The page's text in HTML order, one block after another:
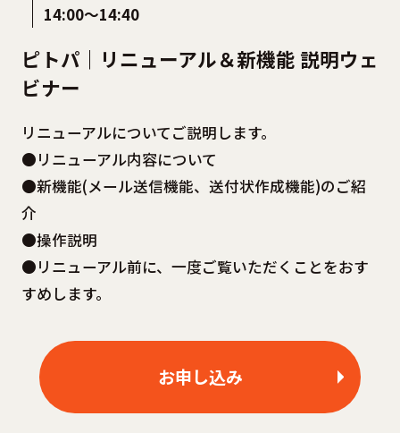
14:00〜14:40
ピトパ｜リニューアル＆新機能 説明ウェ
ビナー
リニューアルについてご説明します。
●リニューアル内容について
●新機能(メール送信機能、送付状作成機能)のご紹
介
●操作説明
●リニューアル前に、一度ご覧いただくことをおす
すめします。
お申し込み